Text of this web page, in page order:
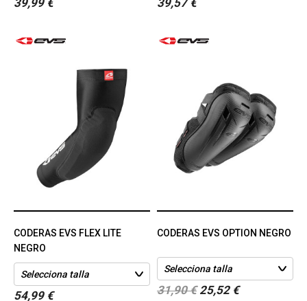
CODERAS EVS FLEX LITE
NEGRO
54,99 €
CODERAS EVS OPTION NEGRO
31,90 € 25,52 €